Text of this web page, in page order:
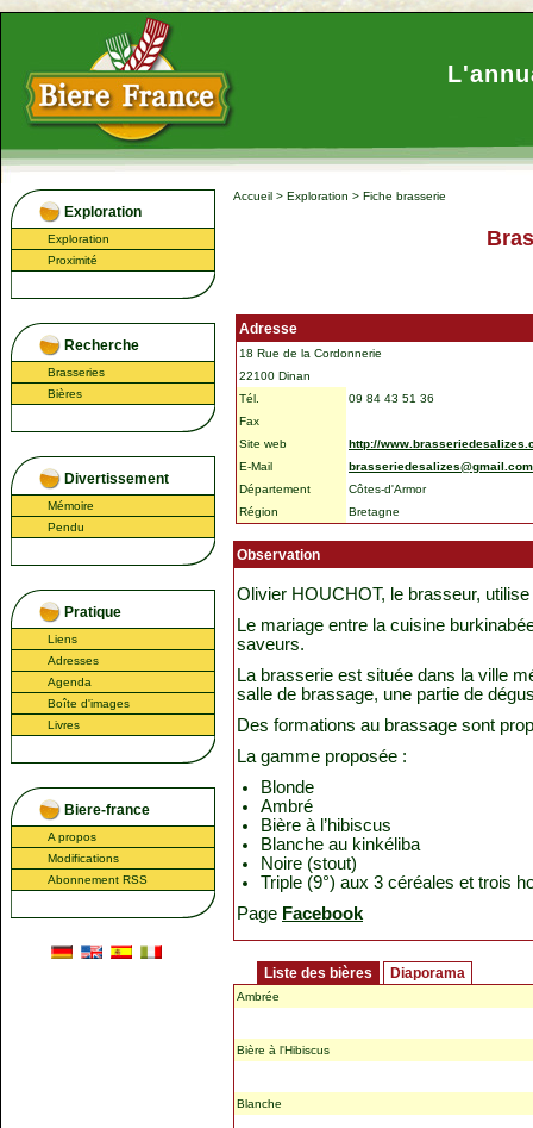
Exploration
Exploration
Proximité
Recherche
Brasseries
Bières
Divertissement
Mémoire
Pendu
Pratique
Liens
Adresses
Agenda
Boîte d'images
Livres
Biere-france
A propos
Modifications
Abonnement RSS
Accueil > Exploration > Fiche brasserie
Adresse
18 Rue de la Cordonnerie
22100 Dinan
Tél.
09 84 43 51 36
Fax
Site web
http://
E-Mail
brasseriedesalizes@gmail.com
Département
Côtes-d'Armor
Région
Bretagne
Observation
Olivier HOUCHOT, le brasseur,
Le mariage entre la cuisine
saveurs.
La brasserie est située dans la ville
salle de brassage, une partie de
Des formations au brassage sont
La gamme proposée :
Blonde
Ambré
Bière à l’hibiscus
Blanche au kinkéliba
Noire (stout)
Triple (9°) aux 3 céréales et trois
Page Facebook
Liste des bières Diaporama
Ambrée
Bière à l'Hibiscus
Blanche